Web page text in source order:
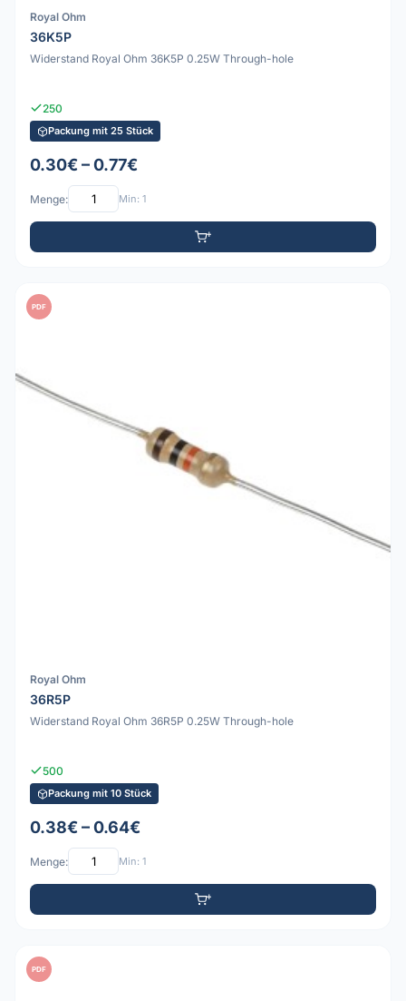
Royal Ohm
36K5P
Widerstand Royal Ohm 36K5P 0.25W Through-hole
250
Packung mit 25 Stück
0.30€ – 0.77€
Menge: Min: 1
PDF
Royal Ohm
36R5P
Widerstand Royal Ohm 36R5P 0.25W Through-hole
500
Packung mit 10 Stück
0.38€ – 0.64€
Menge: Min: 1
PDF